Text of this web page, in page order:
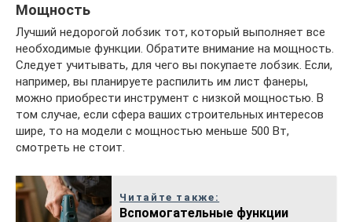
Мощность
Лучший недорогой лобзик тот, который выполняет все
необходимые функции. Обратите внимание на мощность.
Следует учитывать, для чего вы покупаете лобзик. Если,
например, вы планируете распилить им лист фанеры,
можно приобрести инструмент с низкой мощностью. В
том случае, если сфера ваших строительных интересов
шире, то на модели с мощностью меньше 500 Вт,
смотреть не стоит.
Читайте также:
Вспомогательные функции